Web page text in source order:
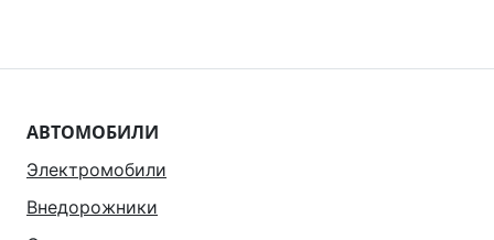
АВТОМОБИЛИ
Электромобили
Внедорожники